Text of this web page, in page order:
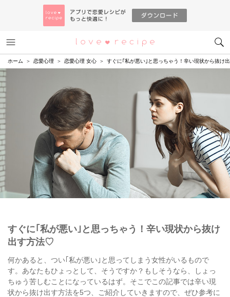
恋愛レシピ
ホーム 恋愛心理 恋愛心理 女心 すぐに｢私が悪い｣と思っちゃう！辛い現状から抜け
すぐに｢私が悪い｣と思っちゃう！辛い現状から抜け
出す方法♡
何かあると、つい｢私が悪い｣と思ってしまう女性がいるもので
す。あなたもひょっとして、そうですか？もしそうなら、しょっ
ちゅう苦しむことになっているはず。そこでこの記事では辛い現
状から抜け出す方法を5つ、ご紹介していきますので、ぜひ参考に